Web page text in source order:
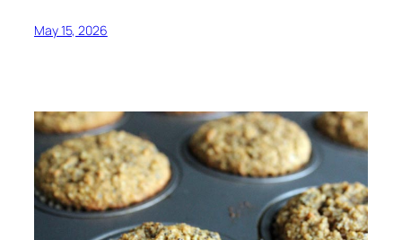
May 15, 2026